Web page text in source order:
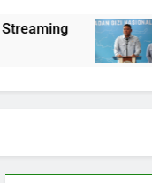
BGN
8 Jam